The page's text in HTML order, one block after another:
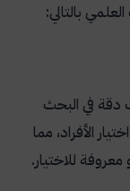
بالتالي:
دقة في البحث
الأفراد، مما
للاختيار.